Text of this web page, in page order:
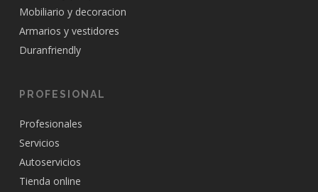
Mobiliario y decoracion
Armarios y vestidores
Duranfriendly
PROFESIONAL
Profesionales
Servicios
Autoservicios
Tienda online